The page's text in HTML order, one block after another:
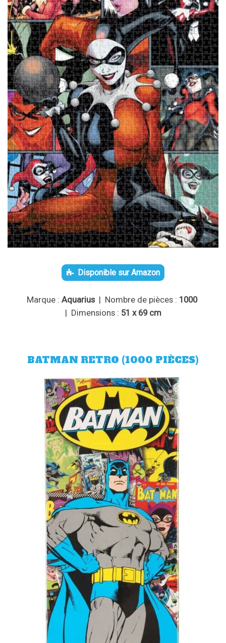
Disponible sur Amazon
Marque : Aquarius| Nombre de pièces : 1000
| Dimensions : 51 x 69 cm
BATMAN RETRO (1000 PIÈCES)